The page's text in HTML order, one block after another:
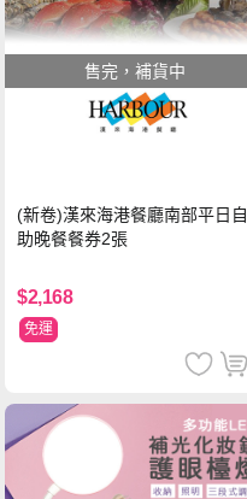
售完，補貨中
(新卷)漢來海港餐廳南部平日自
助晚餐餐券2張
$2,168
免運